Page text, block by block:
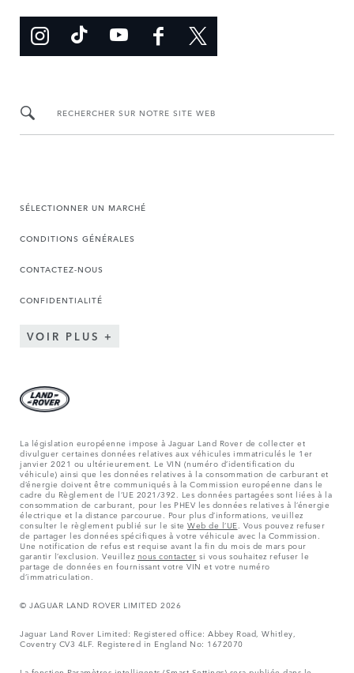
RECHERCHER SUR NOTRE SITE WEB
SÉLECTIONNER UN MARCHÉ
CONDITIONS GÉNÉRALES
CONTACTEZ-NOUS
CONFIDENTIALITÉ
VOIR PLUS
La législation européenne impose à Jaguar Land Rover de collecter et
divulguer certaines données relatives aux véhicules immatriculés le 1er
janvier 2021 ou ultérieurement. Le VIN (numéro d’identification du
véhicule) ainsi que les données relatives à la consommation de carburant et
d’énergie doivent être communiqués à la Commission européenne dans le
cadre du Règlement de l’UE 2021/392. Les données partagées sont liées à la
consommation de carburant, pour les PHEV les données relatives à l’énergie
électrique et la distance parcourue. Pour plus d’informations, veuillez
consulter le règlement publié sur le site Web de l’UE . Vous pouvez refuser
de partager les données spécifiques à votre véhicule avec la Commission.
Une notification de refus est requise avant la fin du mois de mars pour
garantir l’exclusion. Veuillez nous contacter si vous souhaitez refuser le
partage de données en fournissant votre VIN et votre numéro
d’immatriculation.
© JAGUAR LAND ROVER LIMITED 2026
Jaguar Land Rover Limited: Registered office: Abbey Road, Whitley,
Coventry CV3 4LF. Registered in England No: 1672070